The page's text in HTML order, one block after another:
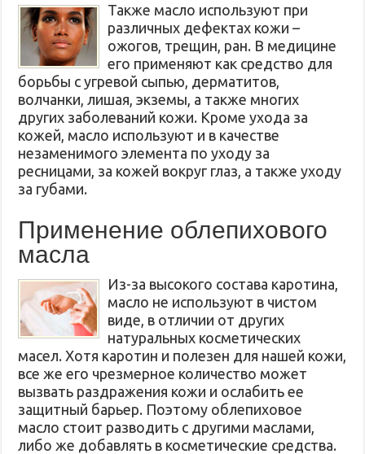
Также масло используют при
различных дефектах кожи –
ожогов, трещин, ран. В медицине
его применяют как средство для
борьбы с угревой сыпью, дерматитов,
волчанки, лишая, экземы, а также многих
других заболеваний кожи. Кроме ухода за
кожей, масло используют и в качестве
незаменимого элемента по уходу за
ресницами, за кожей вокруг глаз, а также уходу
за губами.
Применение облепихового
масла
Из-за высокого состава каротина,
масло не используют в чистом
виде, в отличии от других
натуральных косметических
масел. Хотя каротин и полезен для нашей кожи,
все же его чрезмерное количество может
вызвать раздражения кожи и ослабить ее
защитный барьер. Поэтому облепиховое
масло стоит разводить с другими маслами,
либо же добавлять в косметические средства.